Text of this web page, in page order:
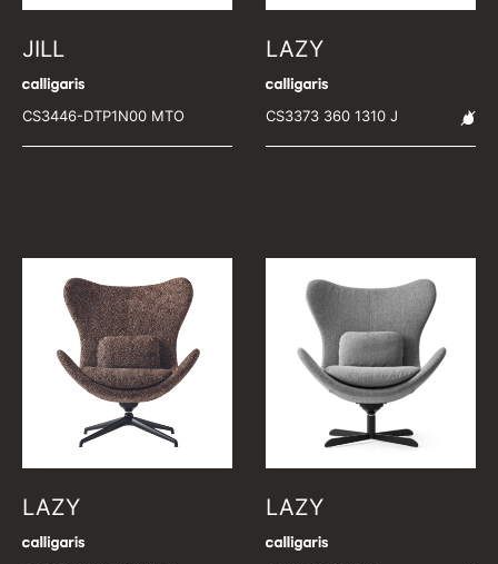
JILL
CS3446-DTP1N00 MTO
LAZY
CS3373 360 1310 J
LAZY LAZY